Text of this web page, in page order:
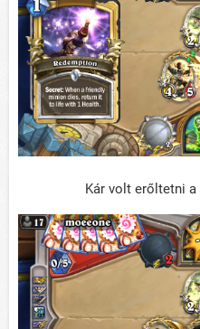
Kár volt erőltetni a